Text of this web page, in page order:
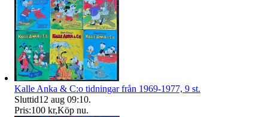
Kalle Anka & C:o tidningar från 1969-1977, 9 st.
Sluttid12 aug 09:10.
Pris:100 kr,Köp nu.